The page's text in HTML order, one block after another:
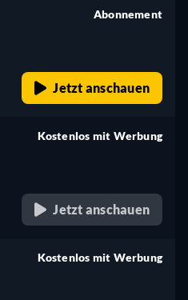
Abonnement
Jetzt anschauen
Kostenlos mit Werbung
Jetzt anschauen
Kostenlos mit Werbung